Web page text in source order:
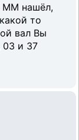
ММ нашёл,
то
вал Вы
03 и 37